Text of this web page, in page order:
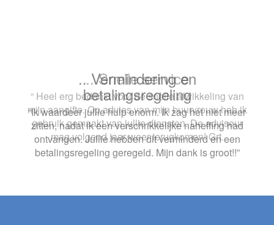
.. Snelle service
“ Heel erg bedankt voor de snelle afwikkeling van
mijn aangifte. Op advies van mijn buurvrouw heb ik
gebruik gemaakt van jullie diensten. De adviseur
mag volgend jaar weer terugkomen! Grt.